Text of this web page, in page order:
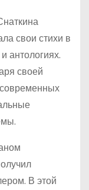
свои стихи в
антологиях.
своей
В этой